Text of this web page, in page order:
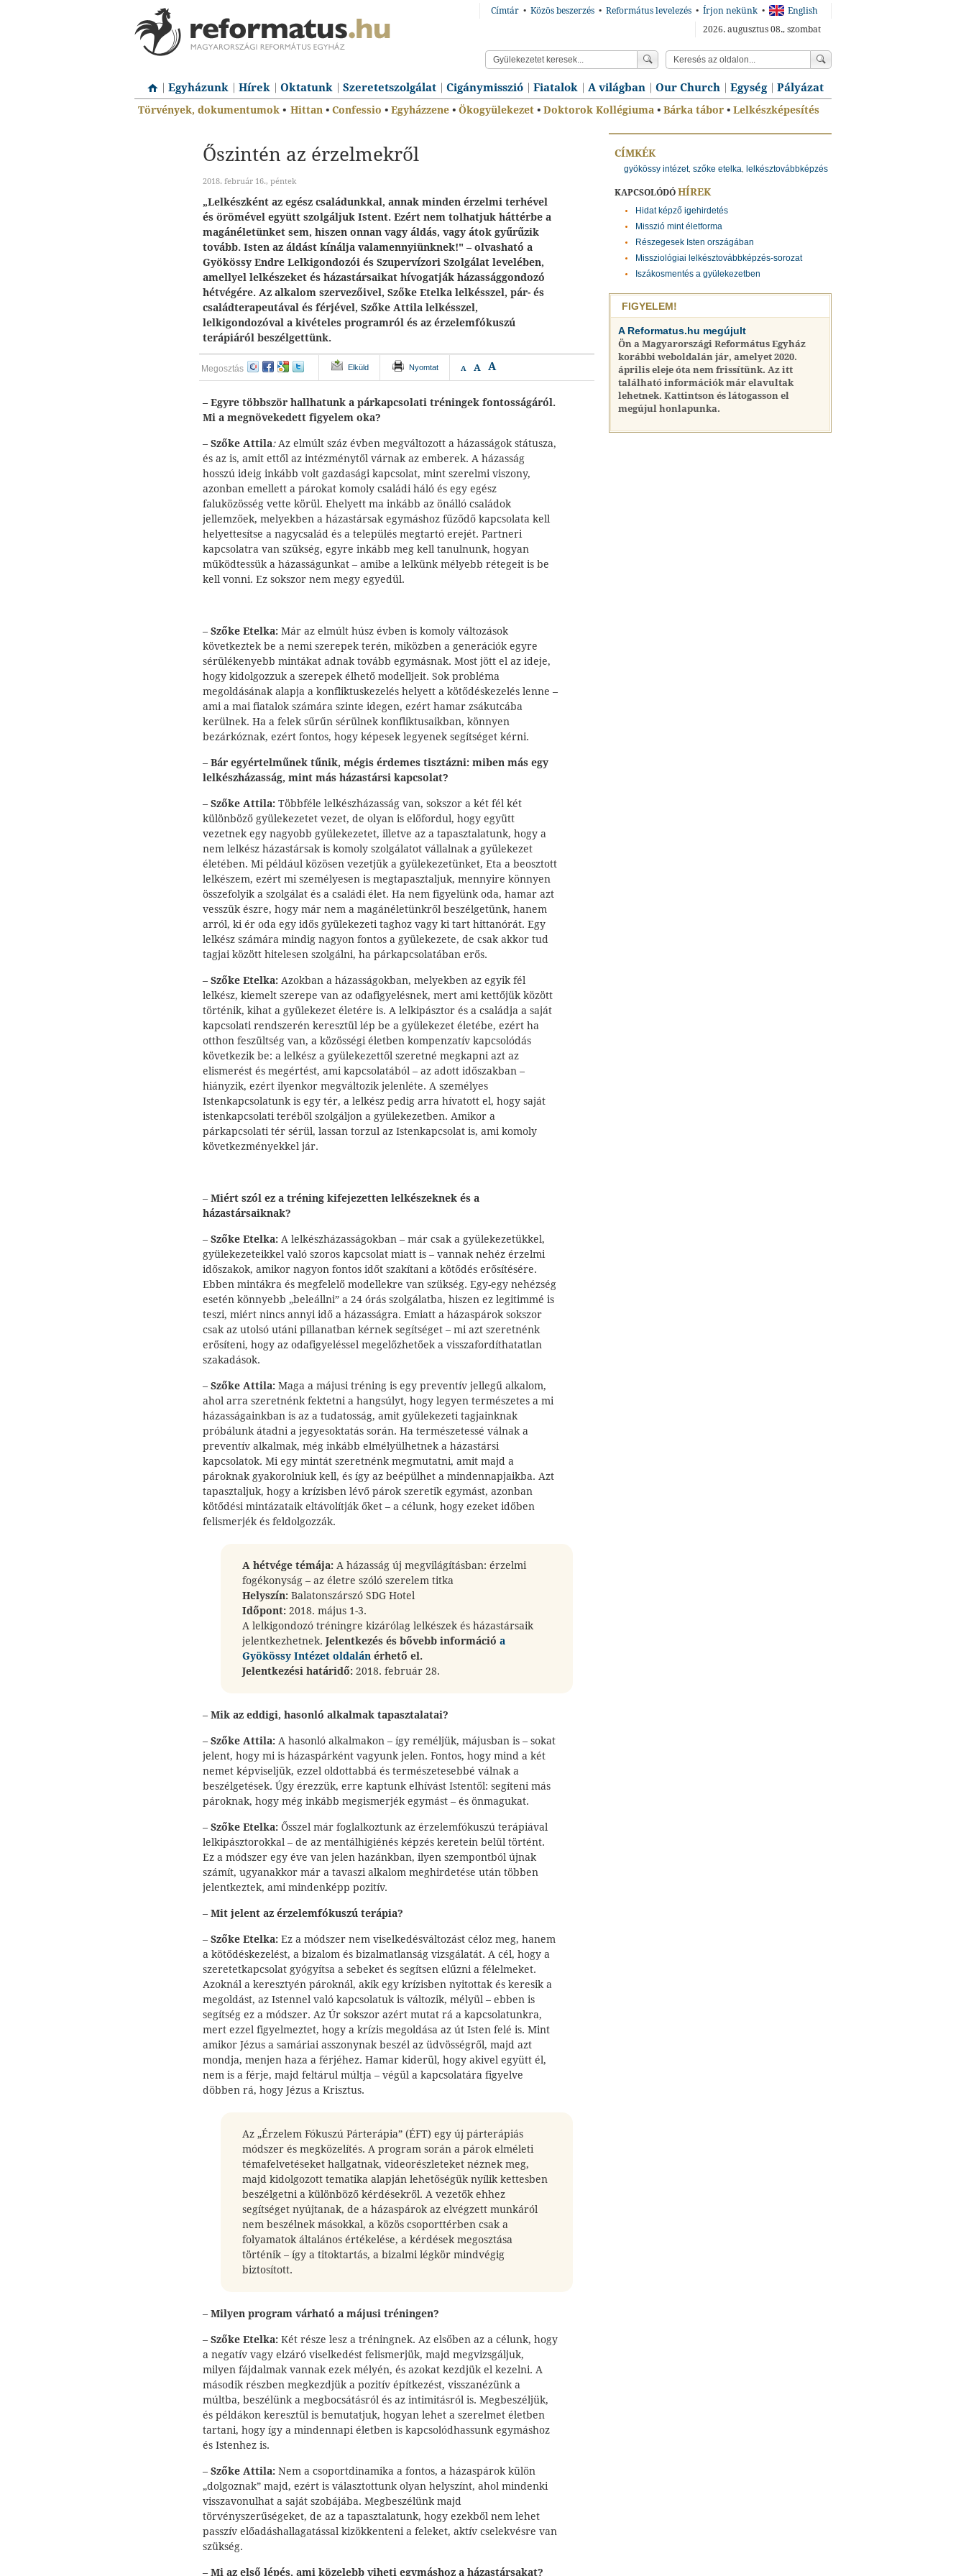
Címtár • Közös beszerzés • Református levelezés • Írjon nekünk •
English
2026. augusztus 08., szombat
Egyházunk Hírek Oktatunk Szeretetszolgálat Cigánymisszió Fiatalok A világban Our Church Egység Pályázat
Törvények, dokumentumok • Hittan • Confessio • Egyházzene • Ökogyülekezet • Doktorok Kollégiuma • Bárka tábor • Lelkészképesítés
Őszintén az érzelmekről
2018. február 16., péntek
„Lelkészként az egész családunkkal, annak minden érzelmi terhével
és örömével együtt szolgáljuk Istent. Ezért nem tolhatjuk háttérbe a
magánéletünket sem, hiszen onnan vagy áldás, vagy átok gyűrűzik
tovább. Isten az áldást kínálja valamennyiünknek!" – olvasható a
Gyökössy Endre Lelkigondozói és Szupervízori Szolgálat levelében,
amellyel lelkészeket és házastársaikat hívogatják házassággondozó
hétvégére. Az alkalom szervezőivel, Szőke Etelka lelkésszel, pár- és
családterapeutával és férjével, Szőke Attila lelkésszel,
lelkigondozóval a kivételes programról és az érzelemfókuszú
terápiáról beszélgettünk.
Megosztás Elküld Nyomtat A A A
– Egyre többször hallhatunk a párkapcsolati tréningek fontosságáról.
Mi a megnövekedett figyelem oka?
– Szőke Attila:Az elmúlt száz évben megváltozott a házasságok státusza,
és az is, amit ettől az intézménytől várnak az emberek. A házasság
hosszú ideig inkább volt gazdasági kapcsolat, mint szerelmi viszony,
azonban emellett a párokat komoly családi háló és egy egész
faluközösség vette körül. Ehelyett ma inkább az önálló családok
jellemzőek, melyekben a házastársak egymáshoz fűződő kapcsolata kell
helyettesítse a nagycsalád és a település megtartó erejét. Partneri
kapcsolatra van szükség, egyre inkább meg kell tanulnunk, hogyan
működtessük a házasságunkat – amibe a lelkünk mélyebb rétegeit is be
kell vonni. Ez sokszor nem megy egyedül.
– Szőke Etelka: Már az elmúlt húsz évben is komoly változások
következtek be a nemi szerepek terén, miközben a generációk egyre
sérülékenyebb mintákat adnak tovább egymásnak. Most jött el az ideje,
hogy kidolgozzuk a szerepek élhető modelljeit. Sok probléma
megoldásának alapja a konfliktuskezelés helyett a kötődéskezelés lenne –
ami a mai fiatalok számára szinte idegen, ezért hamar zsákutcába
kerülnek. Ha a felek sűrűn sérülnek konfliktusaikban, könnyen
bezárkóznak, ezért fontos, hogy képesek legyenek segítséget kérni.
– Bár egyértelműnek tűnik, mégis érdemes tisztázni: miben más egy
lelkészházasság, mint más házastársi kapcsolat?
– Szőke Attila: Többféle lelkészházasság van, sokszor a két fél két
különböző gyülekezetet vezet, de olyan is előfordul, hogy együtt
vezetnek egy nagyobb gyülekezetet, illetve az a tapasztalatunk, hogy a
nem lelkész házastársak is komoly szolgálatot vállalnak a gyülekezet
életében. Mi például közösen vezetjük a gyülekezetünket, Eta a beosztott
lelkészem, ezért mi személyesen is megtapasztaljuk, mennyire könnyen
összefolyik a szolgálat és a családi élet. Ha nem figyelünk oda, hamar azt
vesszük észre, hogy már nem a magánéletünkről beszélgetünk, hanem
arról, ki ér oda egy idős gyülekezeti taghoz vagy ki tart hittanórát. Egy
lelkész számára mindig nagyon fontos a gyülekezete, de csak akkor tud
tagjai között hitelesen szolgálni, ha párkapcsolatában erős.
– Szőke Etelka: Azokban a házasságokban, melyekben az egyik fél
lelkész, kiemelt szerepe van az odafigyelésnek, mert ami kettőjük között
történik, kihat a gyülekezet életére is. A lelkipásztor és a családja a saját
kapcsolati rendszerén keresztül lép be a gyülekezet életébe, ezért ha
otthon feszültség van, a közösségi életben kompenzatív kapcsolódás
következik be: a lelkész a gyülekezettől szeretné megkapni azt az
elismerést és megértést, ami kapcsolatából – az adott időszakban –
hiányzik, ezért ilyenkor megváltozik jelenléte. A személyes
Istenkapcsolatunk is egy tér, a lelkész pedig arra hívatott el, hogy saját
istenkapcsolati teréből szolgáljon a gyülekezetben. Amikor a
párkapcsolati tér sérül, lassan torzul az Istenkapcsolat is, ami komoly
következményekkel jár.
– Miért szól ez a tréning kifejezetten lelkészeknek és a
házastársaiknak?
– Szőke Etelka: A lelkészházasságokban – már csak a gyülekezetükkel,
gyülekezeteikkel való szoros kapcsolat miatt is – vannak nehéz érzelmi
időszakok, amikor nagyon fontos időt szakítani a kötődés erősítésére.
Ebben mintákra és megfelelő modellekre van szükség. Egy-egy nehézség
esetén könnyebb „beleállni” a 24 órás szolgálatba, hiszen ez legitimmé is
teszi, miért nincs annyi idő a házasságra. Emiatt a házaspárok sokszor
csak az utolsó utáni pillanatban kérnek segítséget – mi azt szeretnénk
erősíteni, hogy az odafigyeléssel megelőzhetőek a visszafordíthatatlan
szakadások.
– Szőke Attila: Maga a májusi tréning is egy preventív jellegű alkalom,
ahol arra szeretnénk fektetni a hangsúlyt, hogy legyen természetes a mi
házasságainkban is az a tudatosság, amit gyülekezeti tagjainknak
próbálunk átadni a jegyesoktatás során. Ha természetessé válnak a
preventív alkalmak, még inkább elmélyülhetnek a házastársi
kapcsolatok. Mi egy mintát szeretnénk megmutatni, amit majd a
pároknak gyakorolniuk kell, és így az beépülhet a mindennapjaikba. Azt
tapasztaljuk, hogy a krízisben lévő párok szeretik egymást, azonban
kötődési mintázataik eltávolítják őket – a célunk, hogy ezeket időben
felismerjék és feldolgozzák.
A hétvége témája: A házasság új megvilágításban: érzelmi
fogékonyság – az életre szóló szerelem titka
Helyszín: Balatonszárszó SDG Hotel
Időpont: 2018. május 1-3.
A lelkigondozó tréningre kizárólag lelkészek és házastársaik
jelentkezhetnek. Jelentkezés és bővebb információ a
Gyökössy Intézet oldalán érhető el.
Jelentkezési határidő: 2018. február 28.
– Mik az eddigi, hasonló alkalmak tapasztalatai?
– Szőke Attila: A hasonló alkalmakon – így reméljük, májusban is – sokat
jelent, hogy mi is házaspárként vagyunk jelen. Fontos, hogy mind a két
nemet képviseljük, ezzel oldottabbá és természetesebbé válnak a
beszélgetések. Úgy érezzük, erre kaptunk elhívást Istentől: segíteni más
pároknak, hogy még inkább megismerjék egymást – és önmagukat.
– Szőke Etelka: Ősszel már foglalkoztunk az érzelemfókuszú terápiával
lelkipásztorokkal – de az mentálhigiénés képzés keretein belül történt.
Ez a módszer egy éve van jelen hazánkban, ilyen szempontból újnak
számít, ugyanakkor már a tavaszi alkalom meghirdetése után többen
jelentkeztek, ami mindenképp pozitív.
– Mit jelent az érzelemfókuszú terápia?
– Szőke Etelka: Ez a módszer nem viselkedésváltozást céloz meg, hanem
a kötődéskezelést, a bizalom és bizalmatlanság vizsgálatát. A cél, hogy a
szeretetkapcsolat gyógyítsa a sebeket és segítsen elűzni a félelmeket.
Azoknál a keresztyén pároknál, akik egy krízisben nyitottak és keresik a
megoldást, az Istennel való kapcsolatuk is változik, mélyül – ebben is
segítség ez a módszer. Az Úr sokszor azért mutat rá a kapcsolatunkra,
mert ezzel figyelmeztet, hogy a krízis megoldása az út Isten felé is. Mint
amikor Jézus a samáriai asszonynak beszél az üdvösségről, majd azt
mondja, menjen haza a férjéhez. Hamar kiderül, hogy akivel együtt él,
nem is a férje, majd feltárul múltja – végül a kapcsolatára figyelve
döbben rá, hogy Jézus a Krisztus.
Az „Érzelem Fókuszú Párterápia” (ÉFT) egy új párterápiás
módszer és megközelítés. A program során a párok elméleti
témafelvetéseket hallgatnak, videorészleteket néznek meg,
majd kidolgozott tematika alapján lehetőségük nyílik kettesben
beszélgetni a különböző kérdésekről. A vezetők ehhez
segítséget nyújtanak, de a házaspárok az elvégzett munkáról
nem beszélnek másokkal, a közös csoporttérben csak a
folyamatok általános értékelése, a kérdések megosztása
történik – így a titoktartás, a bizalmi légkör mindvégig
biztosított.
– Milyen program várható a májusi tréningen?
– Szőke Etelka: Két része lesz a tréningnek. Az elsőben az a célunk, hogy
a negatív vagy elzáró viselkedést felismerjük, majd megvizsgáljuk,
milyen fájdalmak vannak ezek mélyén, és azokat kezdjük el kezelni. A
második részben megkezdjük a pozitív építkezést, visszanézünk a
múltba, beszélünk a megbocsátásról és az intimitásról is. Megbeszéljük,
és példákon keresztül is bemutatjuk, hogyan lehet a szerelmet életben
tartani, hogy így a mindennapi életben is kapcsolódhassunk egymáshoz
és Istenhez is.
– Szőke Attila: Nem a csoportdinamika a fontos, a házaspárok külön
„dolgoznak” majd, ezért is választottunk olyan helyszínt, ahol mindenki
visszavonulhat a saját szobájába. Megbeszélünk majd
törvényszerűségeket, de az a tapasztalatunk, hogy ezekből nem lehet
passzív előadáshallagatással kizökkenteni a feleket, aktív cselekvésre van
szükség.
– Mi az első lépés, ami közelebb viheti egymáshoz a házastársakat?
CÍMKÉK
gyökössy intézet, szőke etelka, lelkésztovábbképzés
KAPCSOLÓDÓ HÍREK
Hidat képző igehirdetés
Misszió mint életforma
Részegesek Isten országában
Missziológiai lelkésztovábbképzés-sorozat
Iszákosmentés a gyülekezetben
FIGYELEM!
A Reformatus.hu megújult
Ön a Magyarországi Református Egyház
korábbi weboldalán jár, amelyet 2020.
április eleje óta nem frissítünk. Az itt
található információk már elavultak
lehetnek. Kattintson és látogasson el
megújul honlapunka.